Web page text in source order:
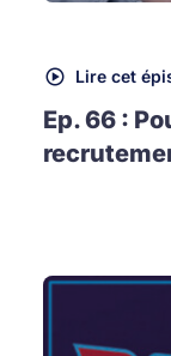
Lire cet
Ep. 66 :